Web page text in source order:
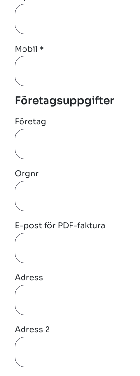
Mobil *
Företagsuppgifter
Företag
Orgnr
E-post för PDF-faktura
Adress
Adress 2